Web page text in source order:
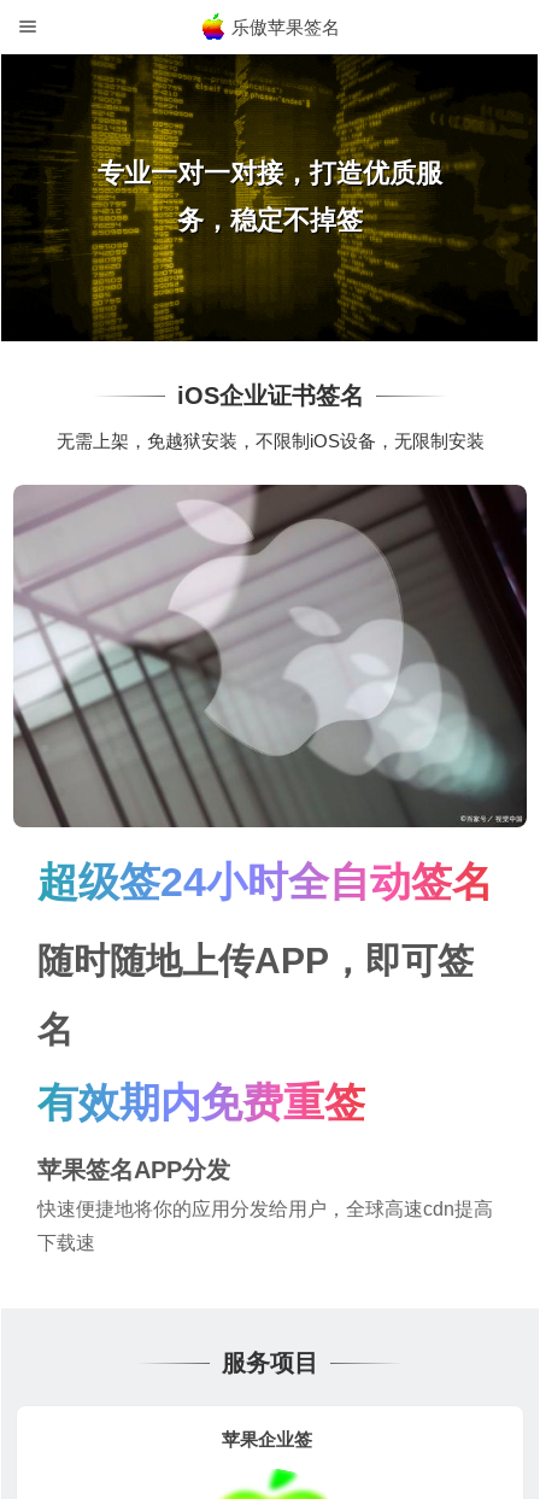
乐傲苹果签名
专业一对一对接，打造优质服
务，稳定不掉签
iOS企业证书签名
无需上架，免越狱安装，不限制iOS设备，无限制安装
超级签24小时全自动签名
随时随地上传APP，即可签
名
有效期内免费重签
苹果签名APP分发
快速便捷地将你的应用分发给用户，全球高速cdn提高
下载速
服务项目
苹果企业签